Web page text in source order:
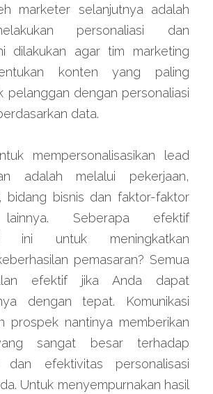
marketer selanjutnya adalah
personaliasi dan
dilakukan agar tim marketing
konten yang paling
pelanggan dengan personaliasi
data.
mempersonalisasikan lead
adalah melalui pekerjaan,
bidang bisnis dan faktor-faktor
lainnya. Seberapa efektif
ini untuk meningkatkan
pemasaran? Semua
efektif jika Anda dapat
dengan tepat. Komunikasi
prospek nantinya memberikan
sangat besar terhadap
dan efektivitas personalisasi
Untuk menyempurnakan hasil